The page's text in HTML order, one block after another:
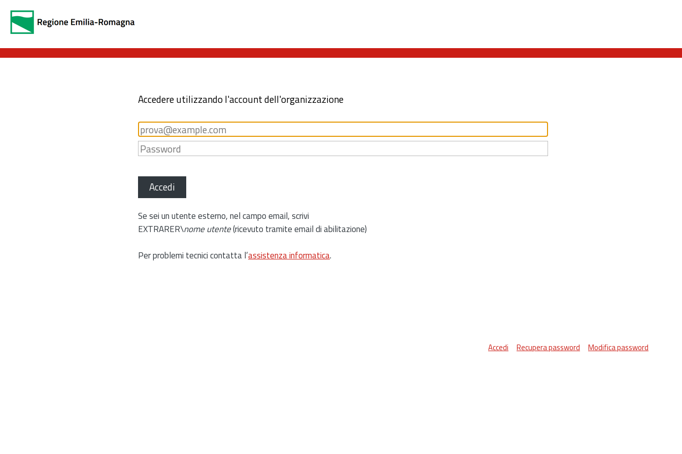
Accedere utilizzando l'account dell'organizzazione
Accedi
Se sei un utente esterno, nel campo email, scrivi
EXTRARER\nome utente(ricevuto tramite email di abilitazione)
Per problemi tecnici contatta l’assistenza informatica.
Accedi Recupera password Modifica password